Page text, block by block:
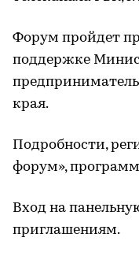
Форум пройдет
поддержке
края.
Подробности,
форум»,
Вход на
приглашениям.